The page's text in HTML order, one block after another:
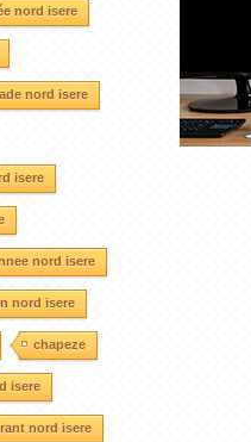
nord isere
nord isere
isere
nord isere
nord isere
chapeze
isere
nord isere